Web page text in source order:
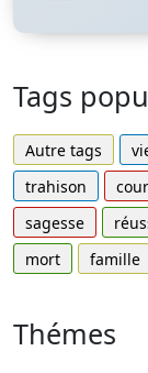
Tags
Autre tags
trahison
sagesse
mort
famille
Thémes